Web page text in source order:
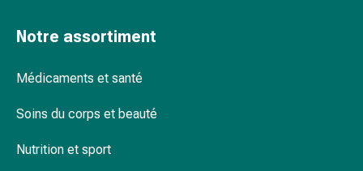
Troubles
reins
de
Notre assortiment
Médicaments et santé
Soins du corps et beauté
Nutrition et sport